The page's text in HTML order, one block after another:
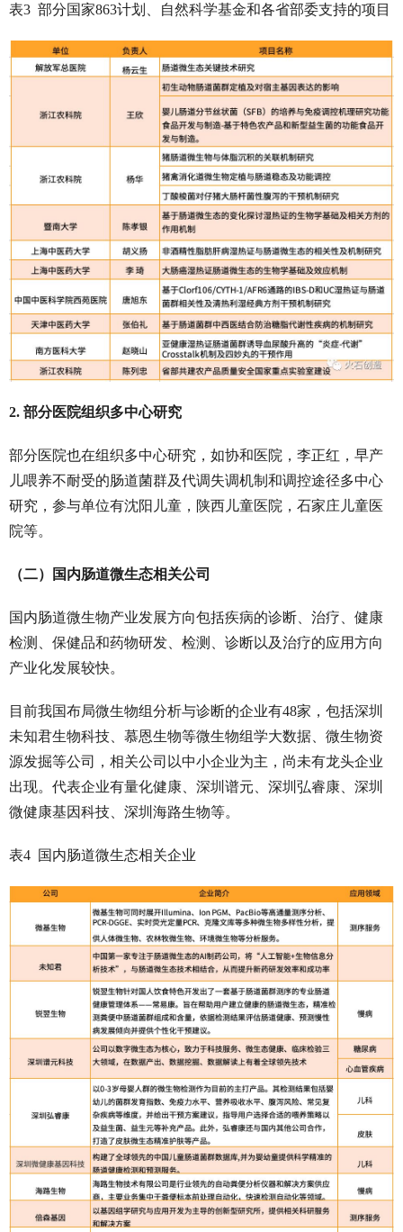
表3 部分国家863计划、自然科学基金和各省部委支持的项目
2. 部分医院组织多中心研究
部分医院也在组织多中心研究，如协和医院，李正红，早产
儿喂养不耐受的肠道菌群及代调失调机制和调控途径多中心
研究，参与单位有沈阳儿童，陕西儿童医院，石家庄儿童医
院等。
（二）国内肠道微生态相关公司
国内肠道微生物产业发展方向包括疾病的诊断、治疗、健康
检测、保健品和药物研发、检测、诊断以及治疗的应用方向
产业化发展较快。
目前我国布局微生物组分析与诊断的企业有48家，包括深圳
未知君生物科技、慕恩生物等微生物组学大数据、微生物资
源发掘等公司，相关公司以中小企业为主，尚未有龙头企业
出现。代表企业有量化健康、深圳谱元、深圳弘睿康、深圳
微健康基因科技、深圳海路生物等。
表4 国内肠道微生态相关企业